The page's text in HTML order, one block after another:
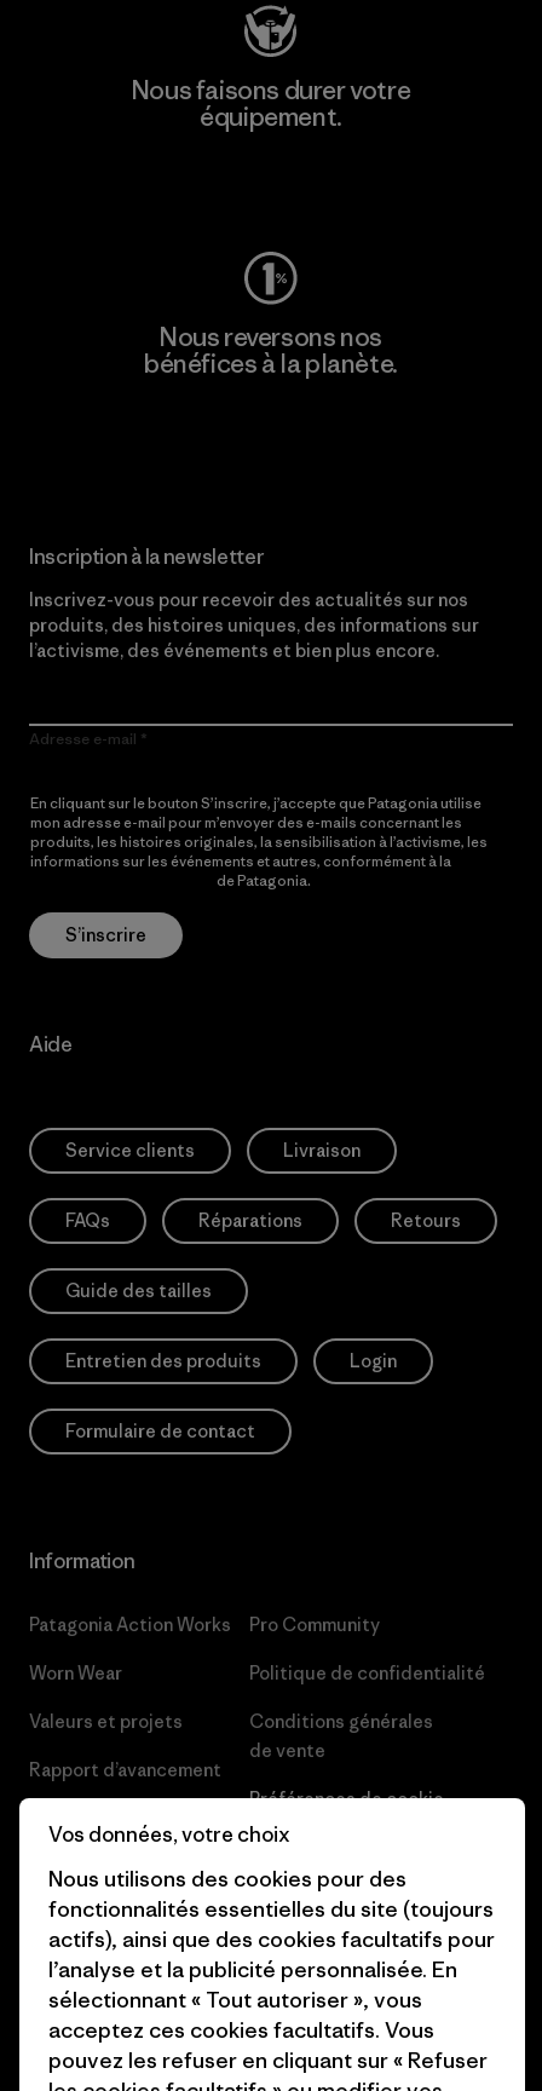
Nous faisons durer votre
équipement.
Nous reversons nos
bénéfices à la planète.
Inscription à la newsletter
Inscrivez-vous pour recevoir des actualités sur nos
produits, des histoires uniques, des informations sur
l’activisme, des événements et bien plus encore.
Adresse e-mail
En cliquant sur le bouton S’inscrire, j’accepte que Patagonia utilise
mon adresse e-mail pour m’envoyer des e-mails concernant les
produits, les histoires originales, la sensibilisation à l’activisme, les
informations sur les événements et autres, conformément à la
de Patagonia.
S’inscrire
Aide
Service clients Livraison
FAQs Réparations Retours
Guide des tailles
Entretien des produits Login
Formulaire de contact
Information
Patagonia Action Works
Worn Wear
Valeurs et projets
Rapport d’avancement
Objectifs climatiques
1% For The Planet
Comment nous
finançons
Cartes cadeaux
Pro Community
Politique de confidentialité
Conditions générales
de vente
Préférences de cookie
Carrières
Presse et media
Industry program
Programme d’affiliation
Patagonia Belgique Plan du
site
Vos données, votre choix
Nous utilisons des cookies pour des
fonctionnalités essentielles du site (toujours
actifs), ainsi que des cookies facultatifs pour
l’analyse et la publicité personnalisée. En
sélectionnant « Tout autoriser », vous
acceptez ces cookies facultatifs. Vous
pouvez les refuser en cliquant sur « Refuser